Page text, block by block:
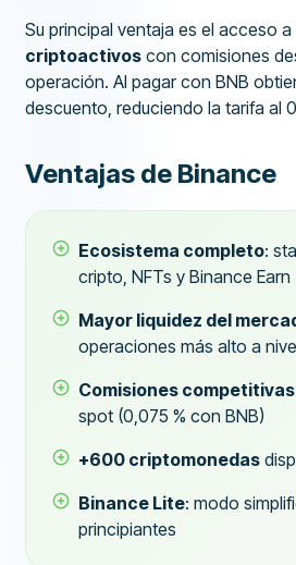
Su principal ventaja es el acceso a
criptoactivos con comisiones
operación. Al pagar con BNB
descuento, reduciendo la tarifa al
Ventajas de Binance
Ecosistema completo:
cripto, NFTs y Binance Earn
Mayor liquidez del
operaciones más alto a
Comisiones competitivas
spot (0,075 % con BNB)
+600 criptomonedas
Binance Lite: modo
principiantes